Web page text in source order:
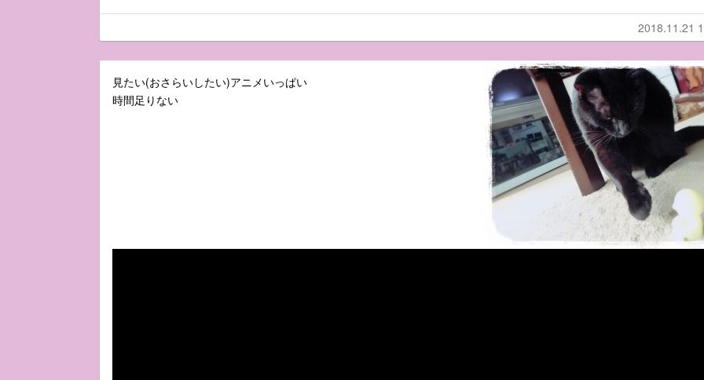
2018.11.21
見たい(おさらいしたい)アニメいっぱい
時間足りない